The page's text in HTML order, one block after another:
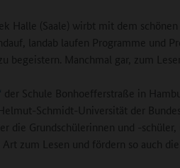
Halle (Saale) wirbt mit dem schönen
landab laufen Programme und
begeistern. Manchmal gar, zum
der Schule Bonhoefferstraße in
Schmidt-Universität der
die Grundschülerinnen und -
zum Lesen und fördern so auch die